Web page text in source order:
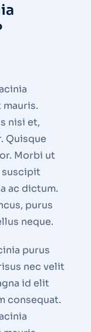
nisi et,
Quisque
Morbi ut
suscipit
ac dictum.
purus
neque.
purus
nec velit
id elit
consequat.